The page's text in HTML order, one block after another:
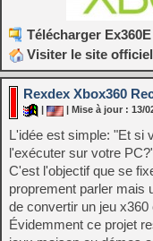
Télécharger
Visiter le site officiel
Rexdex Xbox360
| Mise à jour : 13/
L'idée est simple: "Et si
l'exécuter sur votre
C'est l'objectif que se
proprement parler mais
de convertir un jeu
Évidemment ce projet